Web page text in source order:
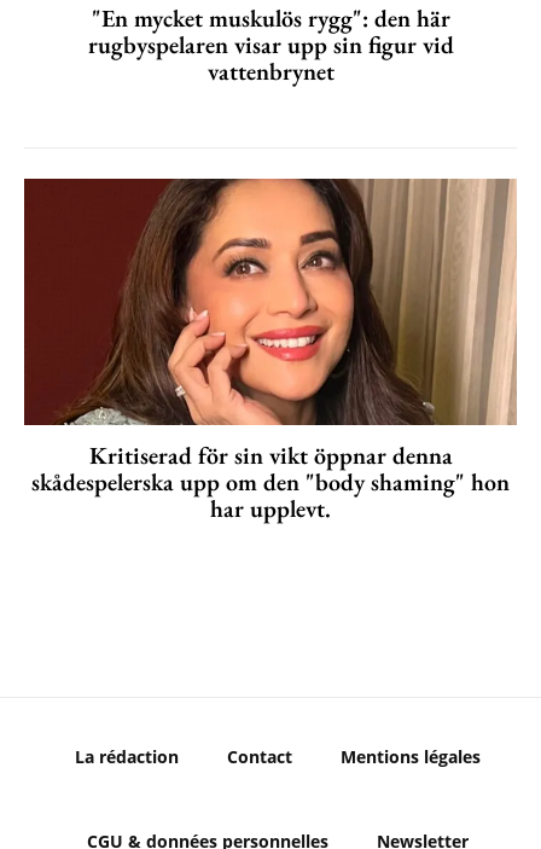
"En mycket muskulös rygg": den här
rugbyspelaren visar upp sin figur vid
vattenbrynet
Kritiserad för sin vikt öppnar denna
skådespelerska upp om den "body shaming" hon
har upplevt.
La rédaction Contact Mentions légales
CGU & données personnelles Newsletter